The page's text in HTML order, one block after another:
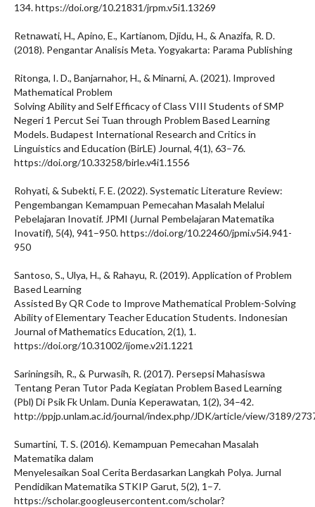
134. https://doi.org/10.21831/jrpm.v5i1.13269
Retnawati, H., Apino, E., Kartianom, Djidu, H., & Anazifa, R. D.
(2018). Pengantar Analisis Meta. Yogyakarta: Parama Publishing
Ritonga, I. D., Banjarnahor, H., & Minarni, A. (2021). Improved
Mathematical Problem
Solving Ability and Self Efficacy of Class VIII Students of SMP
Negeri 1 Percut Sei Tuan through Problem Based Learning
Models. Budapest International Research and Critics in
Linguistics and Education (BirLE) Journal, 4(1), 63–76.
https://doi.org/10.33258/birle.v4i1.1556
Rohyati, & Subekti, F. E. (2022). Systematic Literature Review:
Pengembangan Kemampuan Pemecahan Masalah Melalui
Pebelajaran Inovatif. JPMI (Jurnal Pembelajaran Matematika
Inovatif), 5(4), 941–950. https://doi.org/10.22460/jpmi.v5i4.941-
950
Santoso, S., Ulya, H., & Rahayu, R. (2019). Application of Problem
Based Learning
Assisted By QR Code to Improve Mathematical Problem-Solving
Ability of Elementary Teacher Education Students. Indonesian
Journal of Mathematics Education, 2(1), 1.
https://doi.org/10.31002/ijome.v2i1.1221
Sariningsih, R., & Purwasih, R. (2017). Persepsi Mahasiswa
Tentang Peran Tutor Pada Kegiatan Problem Based Learning
(Pbl) Di Psik Fk Unlam. Dunia Keperawatan, 1(2), 34–42.
http://ppjp.unlam.ac.id/journal/index.php/JDK/article/view/3189/
Sumartini, T. S. (2016). Kemampuan Pemecahan Masalah
Matematika dalam
Menyelesaikan Soal Cerita Berdasarkan Langkah Polya. Jurnal
Pendidikan Matematika STKIP Garut, 5(2), 1–7.
https://scholar.googleusercontent.com/scholar?